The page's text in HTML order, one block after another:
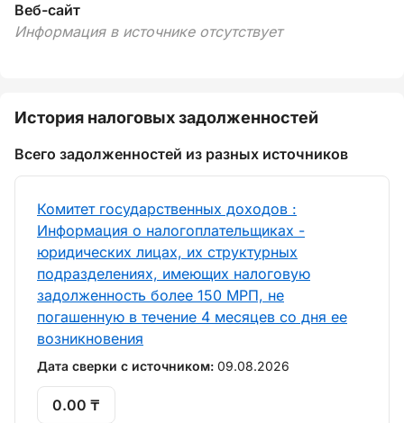
Веб-сайт
Информация в источнике отсутствует
История налоговых задолженностей
Всего задолженностей из разных источников
Комитет государственных доходов :
Информация о налогоплательщиках -
юридических лицах, их структурных
подразделениях, имеющих налоговую
задолженность более 150 МРП, не
погашенную в течение 4 месяцев со дня ее
возникновения
Дата сверки с источником: 09.08.2026
0.00 ₸